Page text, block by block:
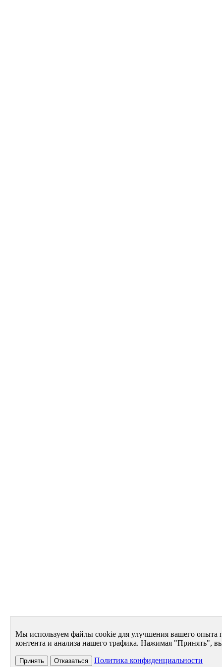
Мы используем файлы cookie для улучшения вашего опыта
контента и анализа нашего трафика. Нажимая "Принять",
Принять Отказаться Политика конфиденциальности